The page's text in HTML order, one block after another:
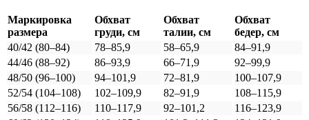
Маркировка
размера
Обхват
груди, см
Обхват
талии, см
Обхват
бедер, см
40/42 (80–84)
78–85,9 58–65,9
84–91,9
44/46 (88–92)
86–93,9 66–71,9
92–99,9
48/50 (96–100)
94–101,9 72–81,9
100–107,9
52/54 (104–108)
102–109,9 82–91,9
108–115,9
56/58 (112–116)
110–117,9 92–101,2
116–123,9